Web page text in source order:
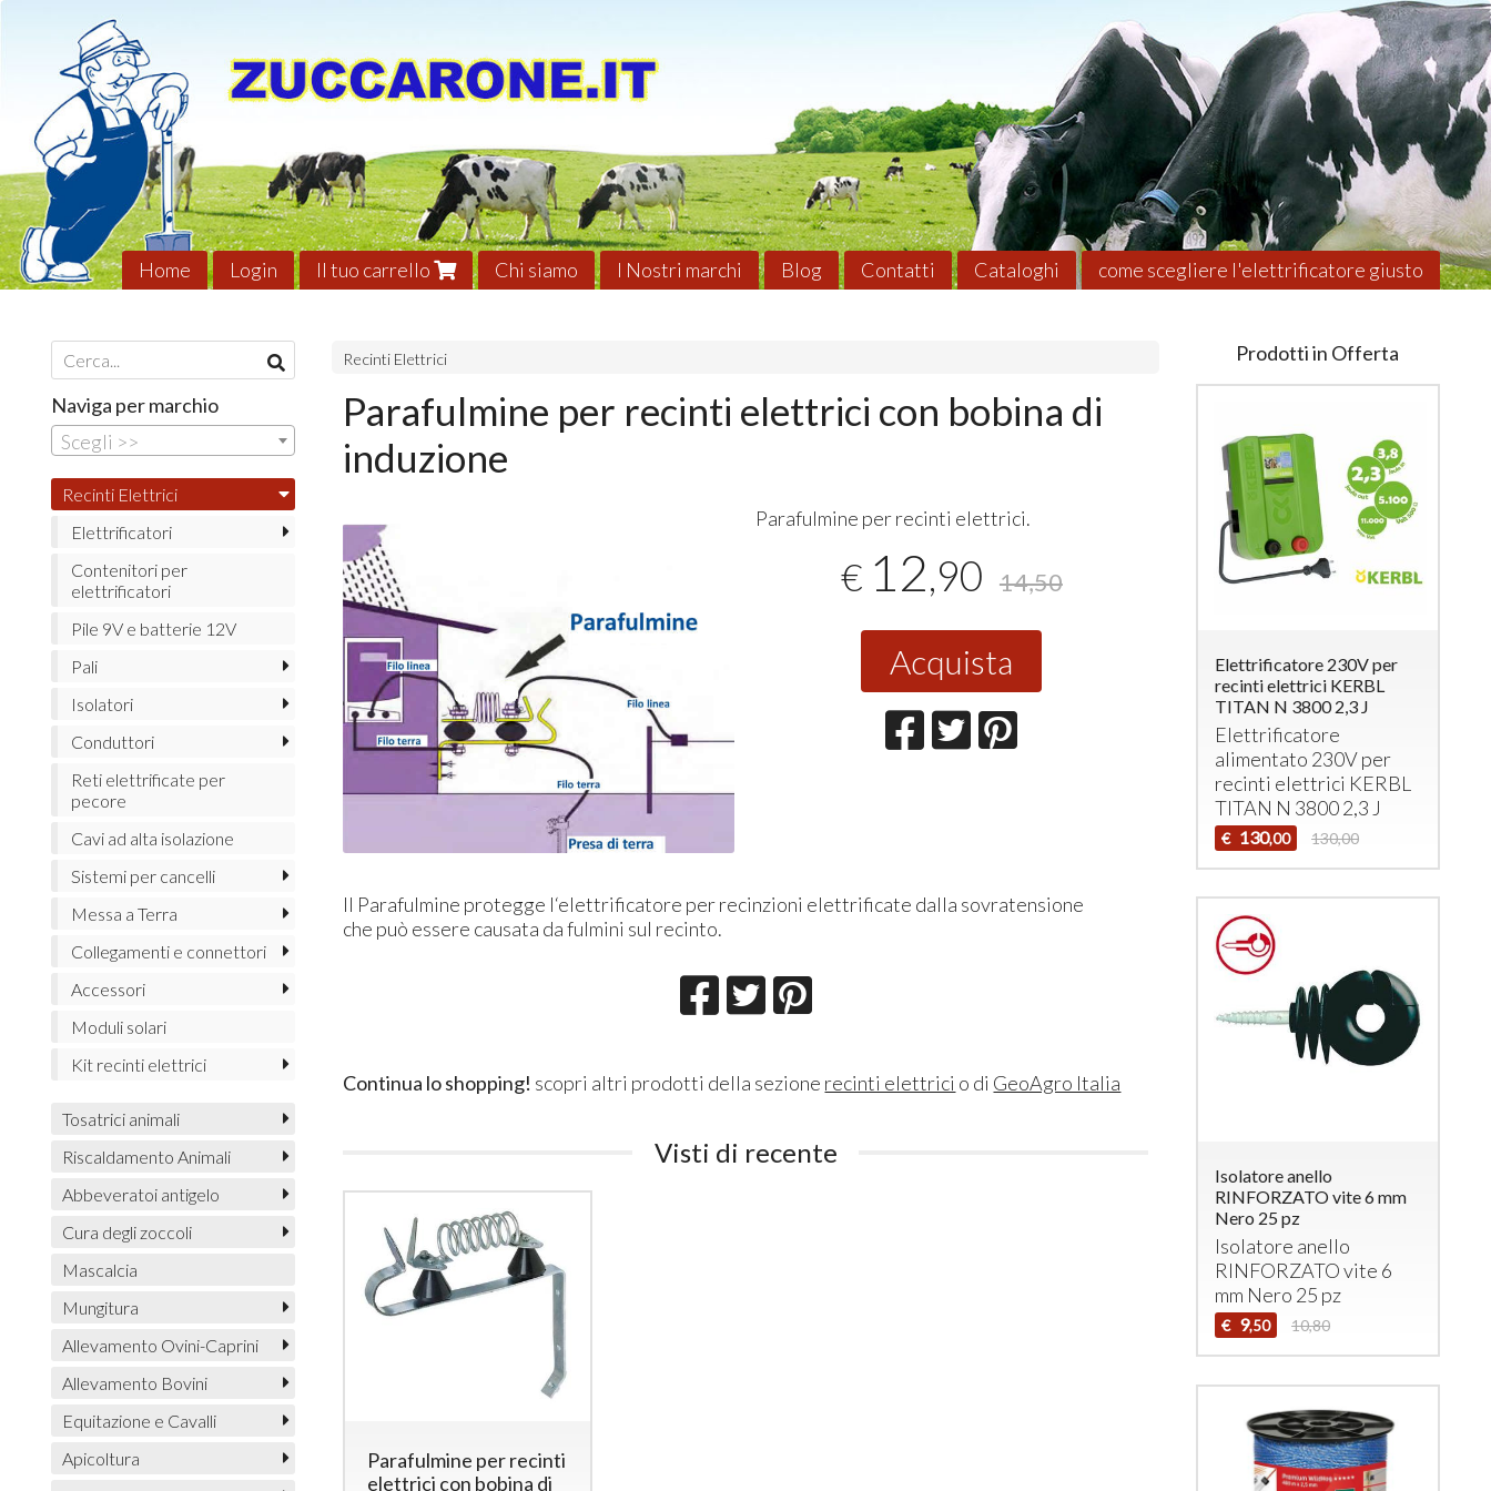
Home Login Il tuo carrello Chi siamo I Nostri marchi Blog Contatti Cataloghi come scegliere l'elettrificatore giusto
Recinti Elettrici
Parafulmine per recinti elettrici con bobina di
induzione
Parafulmine per recinti elettrici.
€ 12,90 14,50
Acquista
Il Parafulmine protegge l‘elettrificatore per recinzioni elettrificate dalla sovratensione
che può essere causata da fulmini sul recinto.
Continua lo shopping! scopri altri prodotti della sezione recinti elettrici o di GeoAgro Italia
Visti di recente
Parafulmine per recinti
elettrici con bobina di
Naviga per marchio
Scegli >>
Recinti Elettrici
Elettrificatori
Contenitori per
elettrificatori
Pile 9V e batterie 12V
Pali
Isolatori
Conduttori
Reti elettrificate per
pecore
Cavi ad alta isolazione
Sistemi per cancelli
Messa a Terra
Collegamenti e connettori
Accessori
Moduli solari
Kit recinti elettrici
Tosatrici animali
Riscaldamento Animali
Abbeveratoi antigelo
Cura degli zoccoli
Mascalcia
Mungitura
Allevamento Ovini-Caprini
Allevamento Bovini
Equitazione e Cavalli
Apicoltura
Prodotti in Offerta
Elettrificatore 230V per
recinti elettrici KERBL
TITAN N 3800 2,3 J
Elettrificatore
alimentato 230V per
recinti elettrici KERBL
TITAN N 3800 2,3 J
€ 130,00 130,00
Isolatore anello
RINFORZATO vite 6 mm
Nero 25 pz
Isolatore anello
RINFORZATOvite 6
mm Nero 25 pz
€ 9,50 10,80